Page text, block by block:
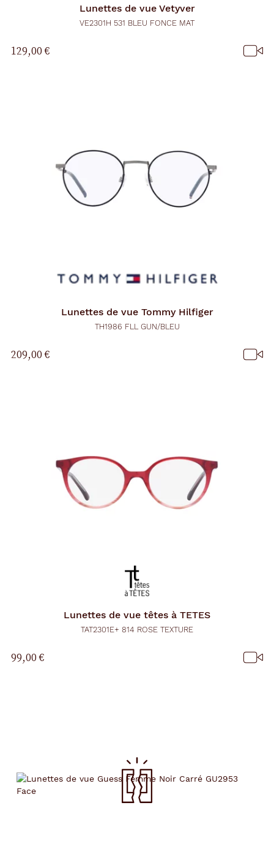
Lunettes de vue Vetyver
VE2301H 531 BLEU FONCE MAT
129,00 €
Lunettes de vue Tommy Hilfiger
TH1986 FLL GUN/BLEU
209,00 €
Lunettes de vue têtes à TETES
TAT2301E+ 814 ROSE TEXTURE
99,00 €